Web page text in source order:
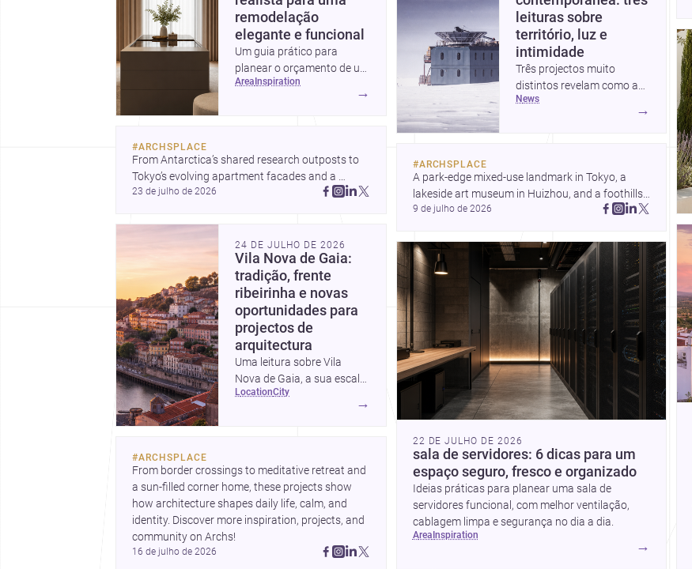
remodelação
elegante e funcional
Um guia prático para
planear o orçamento de um
quarto de vestir em
Portugal, com intervalos de
escondidas.
area inspiration
→
#ARCHSPLACE
From Antarctica’s shared research outposts to
Tokyo’s evolving apartment facades and a
terraced home in Amman, these projects show
23 de julho de 2026
24 DE JULHO DE 2026
Vila Nova de Gaia:
tradição, frente
ribeirinha e novas
oportunidades para
projectos de
arquitectura
Uma leitura sobre Vila
Nova de Gaia, a sua escala
urbana, património
href="https://www.archsplace.pt/arquitetos/porto/vila-
nova-de-
gaia">arquitetos</a> e <a
href="https://www.archsplace.pt/construtoras/porto/vila-
nova-de-
gaia">construtoras</a>
para iniciar um projecto.
location city
→
#ARCHSPLACE
From border crossings to meditative retreat and
a sun-filled corner home, these projects show
how architecture shapes daily life, calm, and
identity. Discover more inspiration, projects, and
community on Archs!
16 de julho de 2026
leituras sobre
território, luz e
intimidade
Três projectos muito
distintos revelam como a
arquitectura pode
identidade. Da presença
humana na Antárctida a
um apartamento em
JA, surgem lições
relevantes para arquitectos
em Portugal e além-
fronteiras.
news
→
#ARCHSPLACE
A park-edge mixed-use landmark in Tokyo, a
lakeside art museum in Huizhou, and a foothills
countryside house in Cayambe show
Discover more architecture inspo
9 de julho de 2026
22 DE JULHO DE 2026
sala de servidores: 6 dicas para um
espaço seguro, fresco e organizado
Ideias práticas para planear uma sala de
servidores funcional, com melhor ventilação,
cablagem limpa e segurança no dia a dia.
area inspiration
→